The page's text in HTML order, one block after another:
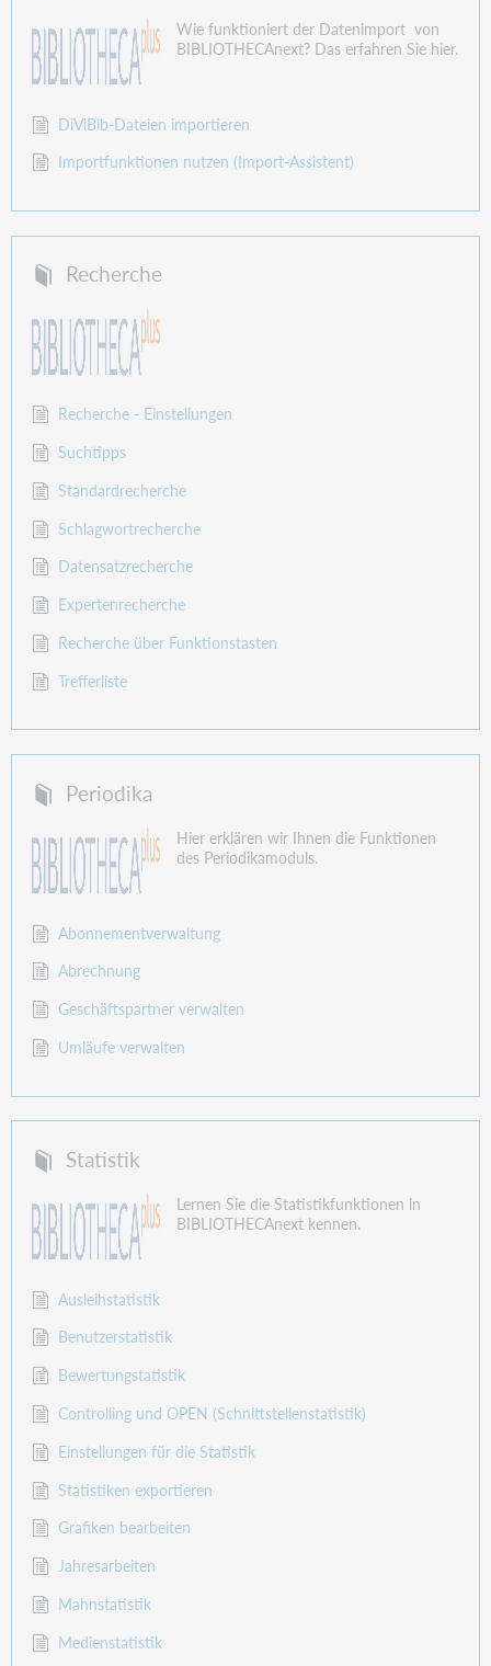
Wie funktioniert der Datenimport von
BIBLIOTHECAnext? Das erfahren Sie hier.
DiViBib-Dateien importieren
Importfunktionen nutzen (Import-Assistent)
Recherche
Recherche - Einstellungen
Suchtipps
Standardrecherche
Schlagwortrecherche
Datensatzrecherche
Expertenrecherche
Recherche über Funktionstasten
Trefferliste
Periodika
Hier erklären wir Ihnen die Funktionen
des Periodikamoduls.
Abonnementverwaltung
Abrechnung
Geschäftspartner verwalten
Umläufe verwalten
Statistik
Lernen Sie die Statistikfunktionen in
BIBLIOTHECAnext kennen.
Ausleihstatistik
Benutzerstatistik
Bewertungstatistik
Controlling und OPEN (Schnittstellenstatistik)
Einstellungen für die Statistik
Statistiken exportieren
Grafiken bearbeiten
Jahresarbeiten
Mahnstatistik
Medienstatistik